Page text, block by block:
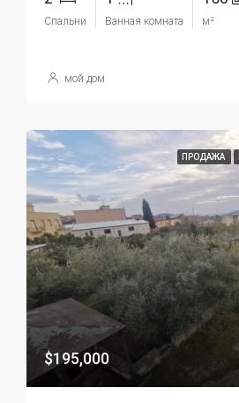
Спальни Ванная комната м²
мой дом
ПРОДАЖА
$195,000